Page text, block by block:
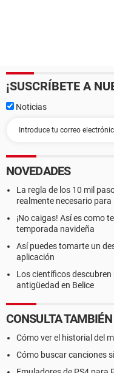
¡SUSCRÍBETE A
Noticias
NOVEDADES
La regla de los 10 mil
realmente necesario para
¡No caigas! Así es como
temporada navideña
Así puedes tomarte un
aplicación
Los científicos descubren
antigüedad en Belice
CONSULTA TAMBIÉN
Cómo ver el historial del
Cómo buscar canciones